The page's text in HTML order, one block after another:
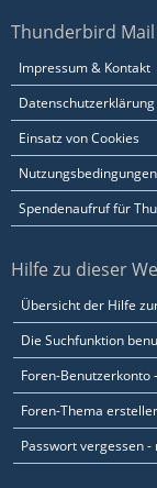
Thunderbird Mail
Impressum & Kontakt
Datenschutzerklärung
Einsatz von Cookies
Nutzungsbedingungen
Spendenaufruf für
Hilfe zu dieser
Übersicht der Hilfe
Die Suchfunktion
Foren-Benutzerkonto
Foren-Thema
Passwort vergessen